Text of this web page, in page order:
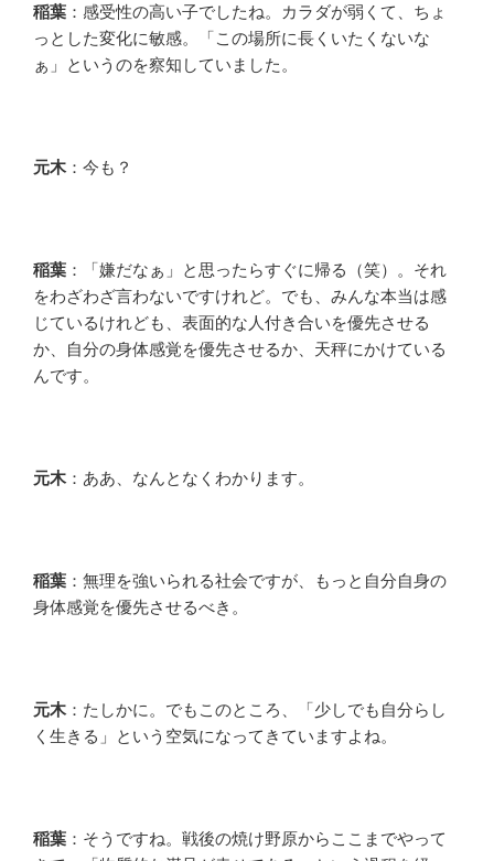
稲葉 ：感受性の高い子でしたね。カラダが弱くて、ちょ
っとした変化に敏感。「この場所に長くいたくないな
ぁ」というのを察知していました。
元木：今も？
稲葉 ：「嫌だなぁ」と思ったらすぐに帰る（笑）。それ
をわざわざ言わないですけれど。でも、みんな本当は感
じているけれども、表面的な人付き合いを優先させる
か、自分の身体感覚を優先させるか、天秤にかけている
んです。
元木：ああ、なんとなくわかります。
稲葉 ：無理を強いられる社会ですが、もっと自分自身の
身体感覚を優先させるべき。
元木：たしかに。でもこのところ、「少しでも自分らし
く生きる」という空気になってきていますよね。
稲葉 ：そうですね。戦後の焼け野原からここまでやって